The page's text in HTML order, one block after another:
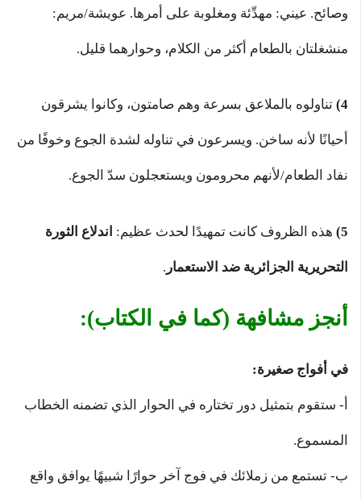
وصائح. عيني: مهدِّئة ومغلوبة على أمرها. عويشة/مريم:
منشغلتان بالطعام أكثر من الكلام، وحوارهما قليل.
4) تناولوه بالملاعق بسرعة وهم صامتون، وكانوا يشرقون
أحيانًا لأنه ساخن. ويسرعون في تناوله لشدة الجوع وخوفًا من
نفاد الطعام/لأنهم محرومون ويستعجلون سدّ الجوع.
5) هذه الظروف كانت تمهيدًا لحدث عظيم: اندلاع الثورة
التحريرية الجزائرية ضد الاستعمار .
أنجز مشافهة (كما في الكتاب):
في أفواج صغيرة:
أ- ستقوم بتمثيل دور تختاره في الحوار الذي تضمنه الخطاب
المسموع.
ب- تستمع من زملائك في فوج آخر حوارًا شبيهًا يوافق واقع